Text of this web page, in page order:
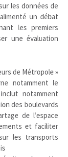
les données de
un débat
les premiers
une évaluation
de Métropole »
notamment le
notamment
des boulevards
de l’espace
et faciliter
les transports